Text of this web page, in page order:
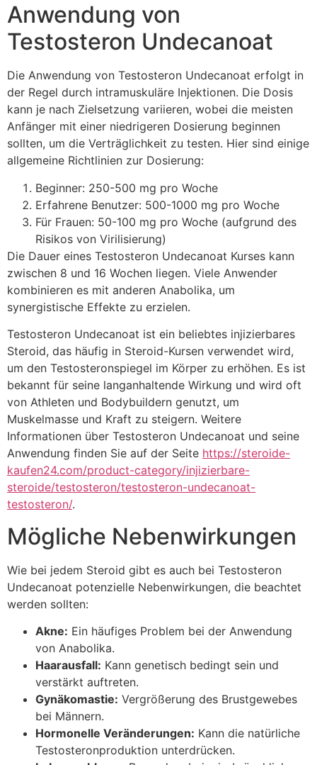
Anwendung von
Testosteron Undecanoat
Die Anwendung von Testosteron Undecanoat erfolgt in
der Regel durch intramuskuläre Injektionen. Die Dosis
kann je nach Zielsetzung variieren, wobei die meisten
Anfänger mit einer niedrigeren Dosierung beginnen
sollten, um die Verträglichkeit zu testen. Hier sind einige
allgemeine Richtlinien zur Dosierung:
Beginner: 250-500 mg pro Woche
Erfahrene Benutzer: 500-1000 mg pro Woche
Für Frauen: 50-100 mg pro Woche (aufgrund des
Risikos von Virilisierung)
Die Dauer eines Testosteron Undecanoat Kurses kann
zwischen 8 und 16 Wochen liegen. Viele Anwender
kombinieren es mit anderen Anabolika, um
synergistische Effekte zu erzielen.
Testosteron Undecanoat ist ein beliebtes injizierbares
Steroid, das häufig in Steroid-Kursen verwendet wird,
um den Testosteronspiegel im Körper zu erhöhen. Es ist
bekannt für seine langanhaltende Wirkung und wird oft
von Athleten und Bodybuildern genutzt, um
Muskelmasse und Kraft zu steigern. Weitere
Informationen über Testosteron Undecanoat und seine
Anwendung finden Sie auf der Seite https://steroide-
kaufen24.com/product-category/injizierbare-
steroide/testosteron/testosteron-undecanoat-
testosteron/.
Mögliche Nebenwirkungen
Wie bei jedem Steroid gibt es auch bei Testosteron
Undecanoat potenzielle Nebenwirkungen, die beachtet
werden sollten:
Akne: Ein häufiges Problem bei der Anwendung
von Anabolika.
Haarausfall: Kann genetisch bedingt sein und
verstärkt auftreten.
Gynäkomastie: Vergrößerung des Brustgewebes
bei Männern.
Hormonelle Veränderungen: Kann die natürliche
Testosteronproduktion unterdrücken.